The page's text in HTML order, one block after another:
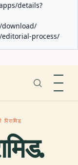
details?
download/
process/